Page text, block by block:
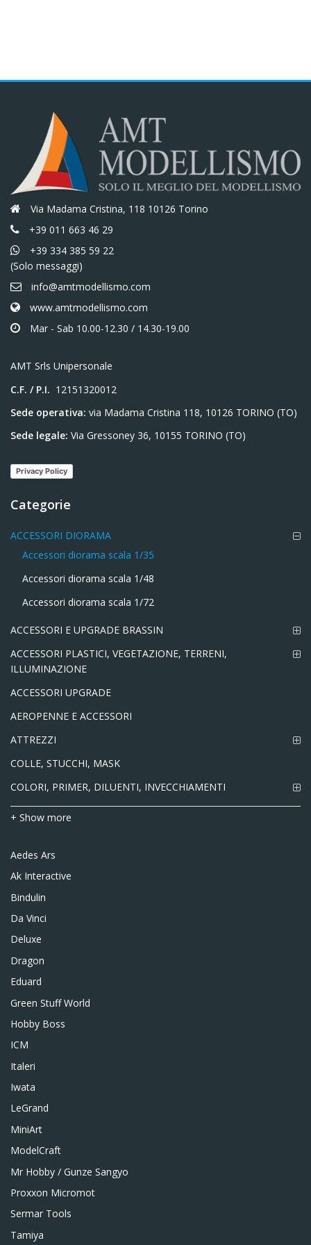
Via Madama Cristina, 118 10126 Torino
+39 011 663 46 29
+39 334 385 59 22
(Solo messaggi)
info@amtmodellismo.com
www.amtmodellismo.com
Mar - Sab 10.00-12.30 / 14.30-19.00
AMT Srls Unipersonale
C.F. / P.I. 12151320012
Sede operativa: via Madama Cristina 118, 10126 TORINO (TO)
Sede legale: Via Gressoney 36, 10155 TORINO (TO)
Privacy Policy
Categorie
ACCESSORI DIORAMA
Accessori diorama scala 1/35
Accessori diorama scala 1/48
Accessori diorama scala 1/72
ACCESSORI E UPGRADE BRASSIN
ACCESSORI PLASTICI, VEGETAZIONE, TERRENI,
ILLUMINAZIONE
ACCESSORI UPGRADE
AEROPENNE E ACCESSORI
ATTREZZI
COLLE, STUCCHI, MASK
COLORI, PRIMER, DILUENTI, INVECCHIAMENTI
+ Show more
Aedes Ars
Ak Interactive
Bindulin
Da Vinci
Deluxe
Dragon
Eduard
Green Stuff World
Hobby Boss
ICM
Italeri
Iwata
LeGrand
MiniArt
ModelCraft
Mr Hobby / Gunze Sangyo
Proxxon Micromot
Sermar Tools
Tamiya